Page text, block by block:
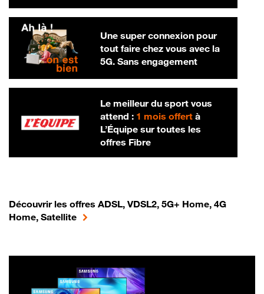
Une super connexion pour
tout faire chez vous avec la
5G. Sans engagement
Le meilleur du sport vous
attend : 1 mois offertà
L’Équipe sur toutes les
offres Fibre
Découvrir les offres ADSL, VDSL2, 5G+ Home, 4G
Home, Satellite